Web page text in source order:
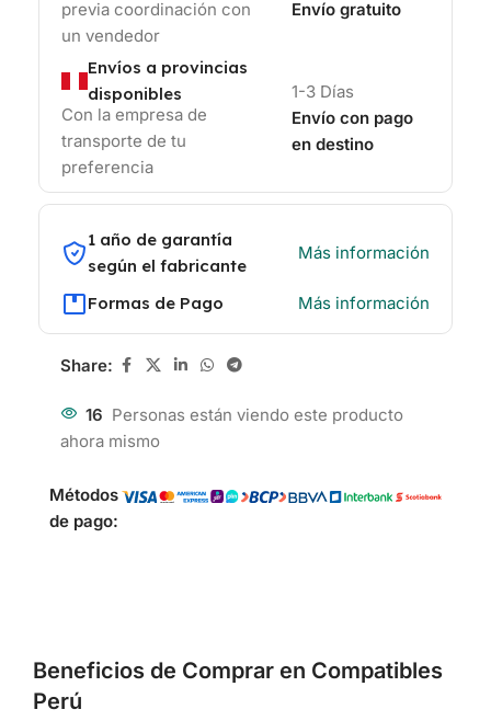
previa coordinación con
un vendedor
Envío gratuito
Envíos a provincias
disponibles
Con la empresa de
transporte de tu
preferencia
1-3 Días
Envío con pago
en destino
1 año de garantía
según el fabricante
Más información
Formas de Pago Más información
Share:
16 Personas están viendo este producto
ahora mismo
Métodos
de pago:
Beneficios de Comprar en Compatibles
Perú